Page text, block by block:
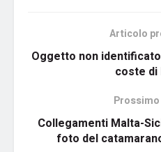
Articolo
Oggetto non
coste di
Collegamenti Malta-
foto del